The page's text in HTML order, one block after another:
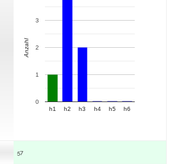
h1 h2 h3 h4 h5 h6
0
1
2
3
Anzahl
57